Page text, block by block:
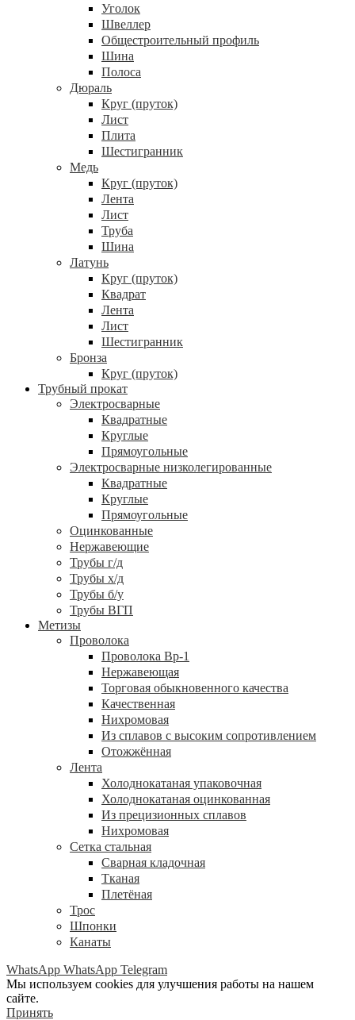
Уголок
Швеллер
Общестроительный профиль
Шина
Полоса
Дюраль
Круг (пруток)
Лист
Плита
Шестигранник
Медь
Круг (пруток)
Лента
Лист
Труба
Шина
Латунь
Круг (пруток)
Квадрат
Лента
Лист
Шестигранник
Бронза
Круг (пруток)
Трубный прокат
Электросварные
Квадратные
Круглые
Прямоугольные
Электросварные низколегированные
Квадратные
Круглые
Прямоугольные
Оцинкованные
Нержавеющие
Трубы г/д
Трубы х/д
Трубы б/у
Трубы ВГП
Метизы
Проволока
Проволока Вр-1
Нержавеющая
Торговая обыкновенного качества
Качественная
Нихромовая
Из сплавов с высоким сопротивлением
Отожжённая
Лента
Холоднокатаная упаковочная
Холоднокатаная оцинкованная
Из прецизионных сплавов
Нихромовая
Сетка стальная
Сварная кладочная
Тканая
Плетёная
Трос
Шпонки
Канаты
WhatsApp WhatsApp Telegram
Мы используем cookies для улучшения работы на нашем
сайте.
Принять